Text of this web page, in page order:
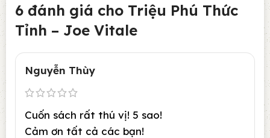
6 đánh giá cho Triệu Phú Thức
Tỉnh – Joe Vitale
Nguyễn Thùy
Cuốn sách rất thú vị! 5 sao!
Cảm ơn tất cả các bạn!